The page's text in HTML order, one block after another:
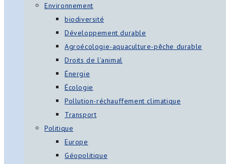
Environnement
biodiversité
Développement durable
Agroécologie-aquaculture-pêche durable
Droits de l’animal
Énergie
Écologie
Pollution-réchauffement climatique
Transport
Politique
Europe
Géopolitique